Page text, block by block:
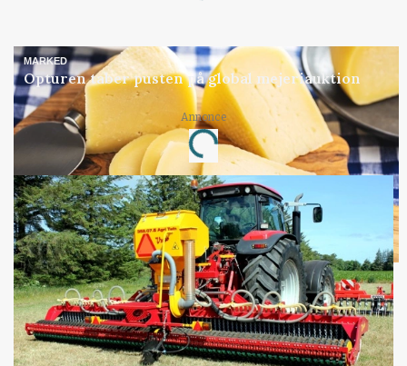
MARKED
Opturen taber pusten på global mejeriauktion
Annonce
Loading...